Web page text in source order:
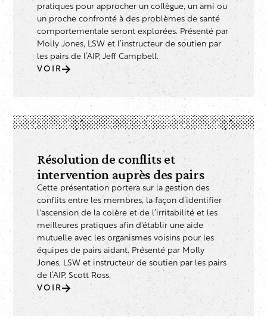
pratiques pour approcher un collègue, un ami ou
un proche confronté à des problèmes de santé
comportementale seront explorées. Présenté par
Molly Jones, LSW et l’instructeur de soutien par
les pairs de l’AIP, Jeff Campbell.
VOIR
Résolution de conflits et
intervention auprès des pairs
Cette présentation portera sur la gestion des
conflits entre les membres, la façon d’identifier
l'ascension de la colère et de l’irritabilité et les
meilleures pratiques afin d'établir une aide
mutuelle avec les organismes voisins pour les
équipes de pairs aidant. Présenté par Molly
Jones, LSW et instructeur de soutien par les pairs
de l’AIP, Scott Ross.
VOIR